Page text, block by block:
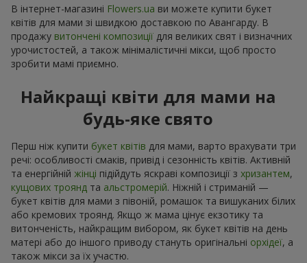
В інтернет-магазині Flowers.ua ви можете купити букет
квітів для мами зі швидкою доставкою по Авангарду. В
продажу витончені композиції для великих свят і визначних
урочистостей, а також мінімалістичні мікси, щоб просто
зробити мамі приємно.
Найкращі квіти для мами на
будь-яке свято
Перш ніж купити букет квітів для мами, варто врахувати три
речі: особливості смаків, привід і сезонність квітів. Активній
та енергійній жінці підійдуть яскраві композиції з хризантем,
кущових троянд та альстромерій. Ніжній і стриманій —
букет квітів для мами з півоній, ромашок та вишуканих білих
або кремових троянд. Якщо ж мама цінує екзотику та
витонченість, найкращим вибором, як букет квітів на день
матері або до іншого приводу стануть оригінальні орхідеї, а
також мікси за їх участю.